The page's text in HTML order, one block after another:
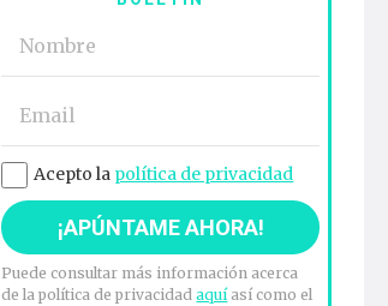
Acepto la política de privacidad
Puede consultar más información acerca
de la política de privacidadaquíasí como el